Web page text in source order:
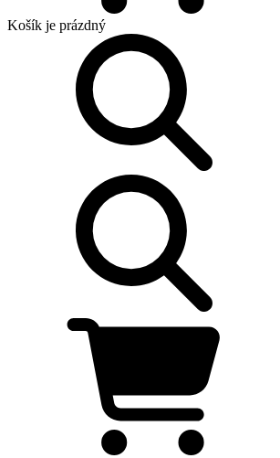
Košík je prázdný